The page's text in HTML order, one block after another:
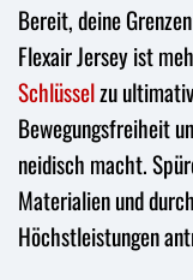
Bereit, deine
Flexair Jersey ist
Schlüsselzu
Bewegungsfreiheit
neidisch macht.
Materialien und
Höchstleistungen